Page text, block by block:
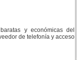
y económicas del
de telefonía y acceso